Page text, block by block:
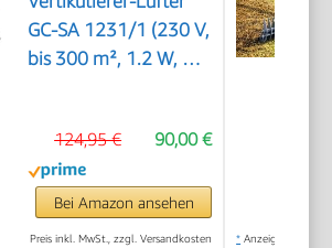
GC-SA 1231/1 (230 V,
bis 300 m², 1.2 W, 28l
Messerwalze +
Lüfterwalze, 3 Stufen
Arbeitstiefe,
klappbarer
90,00 €
124,95 €
Bei Amazon ansehen
Preis inkl. MwSt., zzgl. Versandkosten * Anzeige